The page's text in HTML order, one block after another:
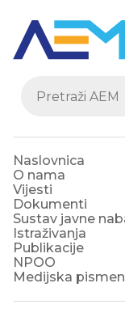
Naslovnica
O nama
Vijesti
Dokumenti
Sustav javne
Istraživanja
Publikacije
NPOO
Medijska